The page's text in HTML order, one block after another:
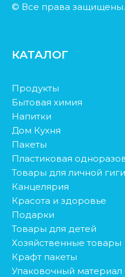
© Все права защищены.
КАТАЛОГ
Продукты
Бытовая химия
Напитки
Дом Кухня
Пакеты
Пластиковая
Товары для личной
Канцелярия
Красота и здоровье
Подарки
Товары для детей
Хозяйственные товары
Крафт пакеты
Упаковочный материал